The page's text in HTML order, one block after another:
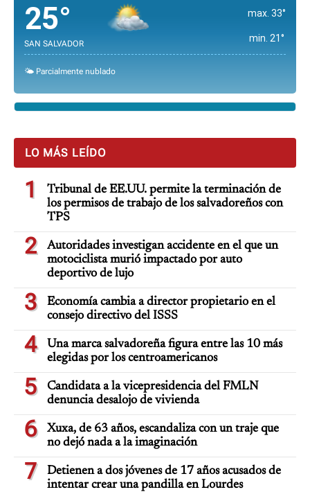
25°
SAN SALVADOR
max. 33°
min. 21°
🌤️ Parcialmente nublado
LO MÁS LEÍDO
1
Tribunal de EE.UU. permite la terminación de
los permisos de trabajo de los salvadoreños con
TPS
2
Autoridades investigan accidente en el que un
motociclista murió impactado por auto
deportivo de lujo
3
Economía cambia a director propietario en el
consejo directivo del ISSS
4
Una marca salvadoreña figura entre las 10 más
elegidas por los centroamericanos
5
Candidata a la vicepresidencia del FMLN
denuncia desalojo de vivienda
6
Xuxa, de 63 años, escandaliza con un traje que
no dejó nada a la imaginación
7
Detienen a dos jóvenes de 17 años acusados de
intentar crear una pandilla en Lourdes